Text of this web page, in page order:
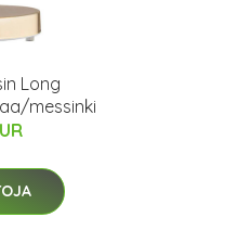
Long
messinki